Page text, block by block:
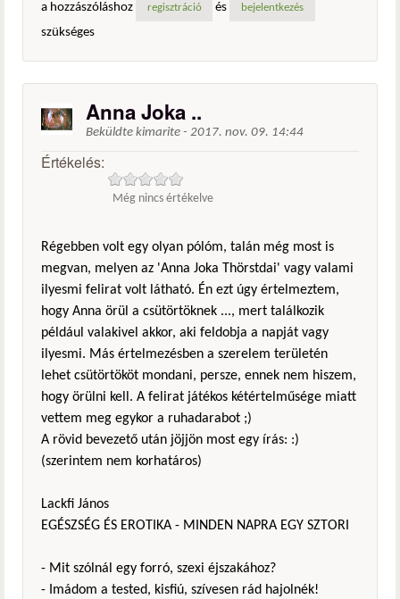
a hozzászóláshoz
regisztráció és bejelentkezés
szükséges
Anna Joka ..
Beküldte kimarite - 2017. nov. 09. 14:44
Értékelés:
Még nincs értékelve
Régebben volt egy olyan pólóm, talán még most is
megvan, melyen az 'Anna Joka Thörstdai' vagy valami
ilyesmi felirat volt látható. Én ezt úgy értelmeztem,
hogy Anna örül a csütörtöknek ..., mert találkozik
például valakivel akkor, aki feldobja a napját vagy
ilyesmi. Más értelmezésben a szerelem területén
lehet csütörtököt mondani, persze, ennek nem hiszem,
hogy örülni kell. A felirat játékos kétértelműsége miatt
vettem meg egykor a ruhadarabot ;)
A rövid bevezető után jöjjön most egy írás: :)
(szerintem nem korhatáros)
Lackfi János
EGÉSZSÉG ÉS EROTIKA - MINDEN NAPRA EGY SZTORI
- Mit szólnál egy forró, szexi éjszakához?
- Imádom a tested, kisfiú, szívesen rád hajolnék!